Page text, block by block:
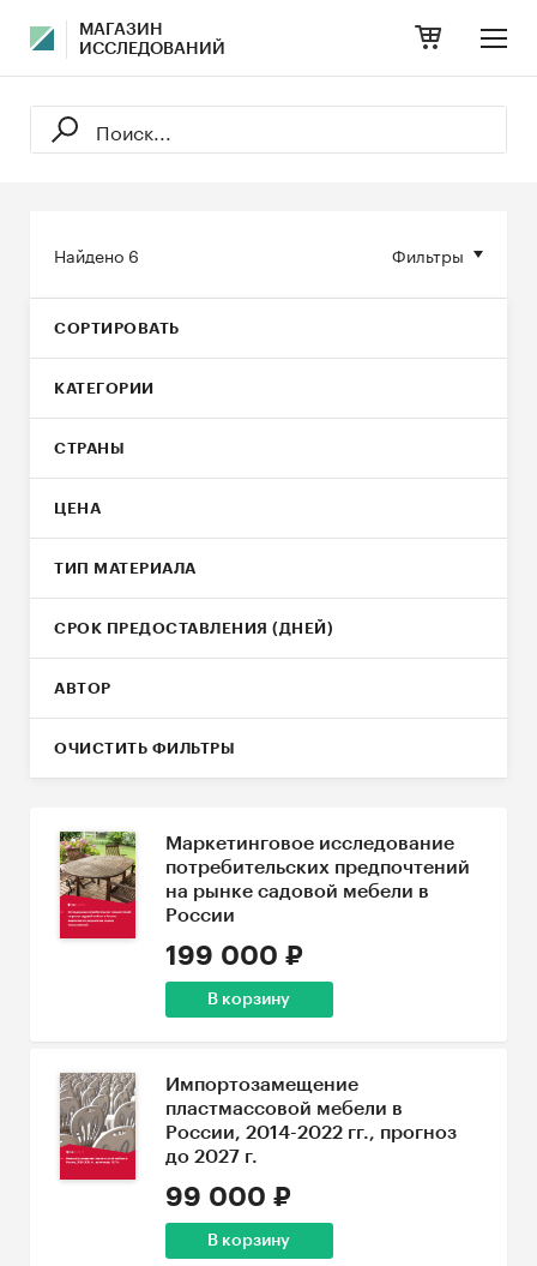
МАГАЗИН
ИССЛЕДОВАНИЙ
Фильтры
Найдено 6
СОРТИРОВАТЬ
КАТЕГОРИИ
СТРАНЫ
ЦЕНА
ТИП МАТЕРИАЛА
СРОК ПРЕДОСТАВЛЕНИЯ (ДНЕЙ)
АВТОР
ОЧИСТИТЬ ФИЛЬТРЫ
Маркетинговое исследование
потребительских предпочтений
на рынке садовой мебели в
России
199 000 ₽
В корзину
Импортозамещение
пластмассовой мебели в
России, 2014-2022 гг., прогноз
до 2027 г.
99 000 ₽
В корзину